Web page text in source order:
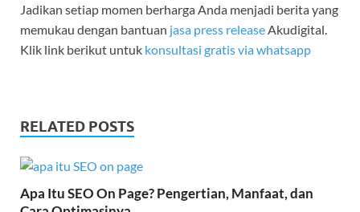
Jadikan setiap momen berharga Anda menjadi berita yang
memukau dengan bantuan jasa press releaseAkudigital.
Klik link berikut untuk konsultasi gratis via whatsapp
RELATED POSTS
Apa Itu SEO On Page? Pengertian, Manfaat, dan